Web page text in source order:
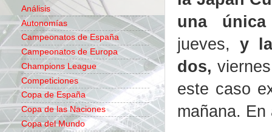
una
jueves, y
dos,
este caso
mañana.
Análisis
Autonomías
Campeonatos de España
Campeonatos de Europa
Champions League
Competiciones
Copa de España
Copa de las Naciones
Copa del Mundo